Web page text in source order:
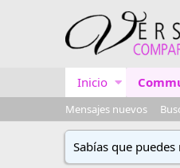
Inicio
Mensajes nuevos
Sabías que